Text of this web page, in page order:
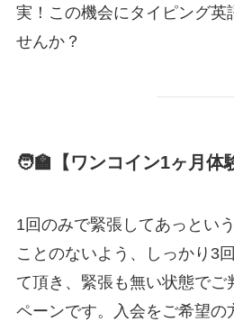
実！この機会にタイピング英
せんか？
🧑‍🏫【ワンコイン1ヶ月体
1回のみで緊張してあっとい
ことのないよう、しっかり3
て頂き、緊張も無い状態でご
ペーンです。入会をご希望の